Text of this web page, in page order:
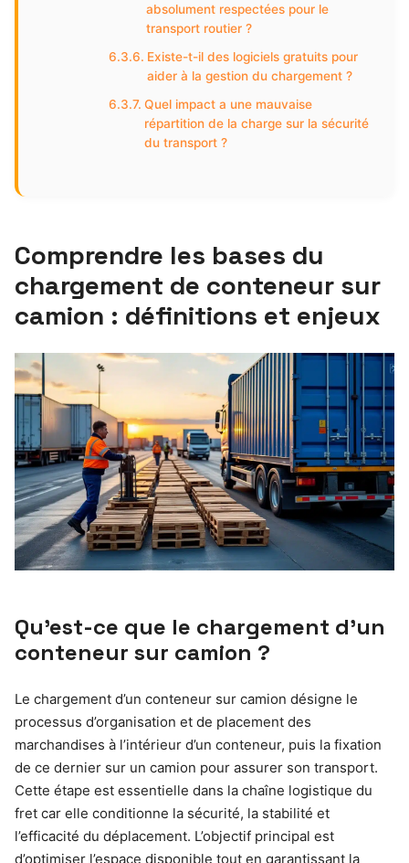
absolument respectées pour le
transport routier ?
Existe-t-il des logiciels gratuits pour
aider à la gestion du chargement ?
Quel impact a une mauvaise
répartition de la charge sur la sécurité
du transport ?
Comprendre les bases du
chargement de conteneur sur
camion : définitions et enjeux
Qu’est-ce que le chargement d’un
conteneur sur camion ?
Le chargement d’un conteneur sur camion désigne le
processus d’organisation et de placement des
marchandises à l’intérieur d’un conteneur, puis la fixation
de ce dernier sur un camion pour assurer son transport.
Cette étape est essentielle dans la chaîne logistique du
fret car elle conditionne la sécurité, la stabilité et
l’efficacité du déplacement. L’objectif principal est
d’optimiser l’espace disponible tout en garantissant la